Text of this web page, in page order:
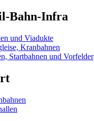
Bahn-Infra
und Viadukte
Kranbahnen
Startbahnen und Vorfelder